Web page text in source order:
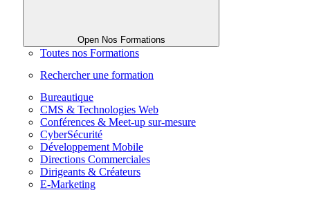
Open Nos Formations
Toutes nos Formations
Rechercher une formation
Bureautique
CMS & Technologies Web
Conférences & Meet-up sur-mesure
CyberSécurité
Développement Mobile
Directions Commerciales
Dirigeants & Créateurs
E-Marketing